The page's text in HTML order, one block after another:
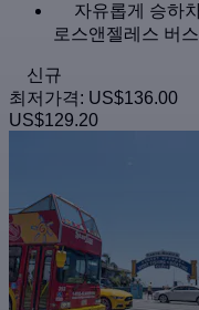
자유롭게 승하
로스앤젤레스 버
신규
최저가격: US$136.00
US$129.20